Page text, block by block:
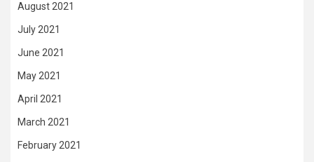
August 2021
July 2021
June 2021
May 2021
April 2021
March 2021
February 2021